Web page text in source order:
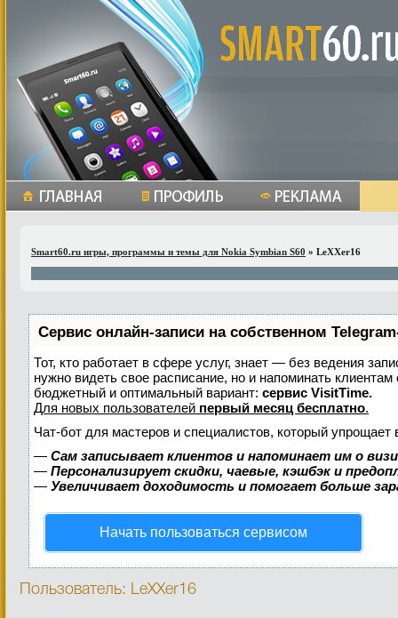
Smart60.ru игры, программы и темы для Nokia Symbian S60 » LeXXer16
Сервис онлайн-записи на собственном
Тот, кто работает в сфере услуг, знает — без ведения
нужно видеть свое расписание, но и напоминать
бюджетный и оптимальный вариант: сервис VisitTime.
Для новых пользователей первый месяц бесплатно.
Чат-бот для мастеров и специалистов, который упрощает
— Сам записывает клиентов и напоминает им о
— Персонализирует скидки, чаевые, кэшбэк и
— Увеличивает доходимость и помогает больше
Начать пользоваться сервисом
Пользователь: LeXXer16